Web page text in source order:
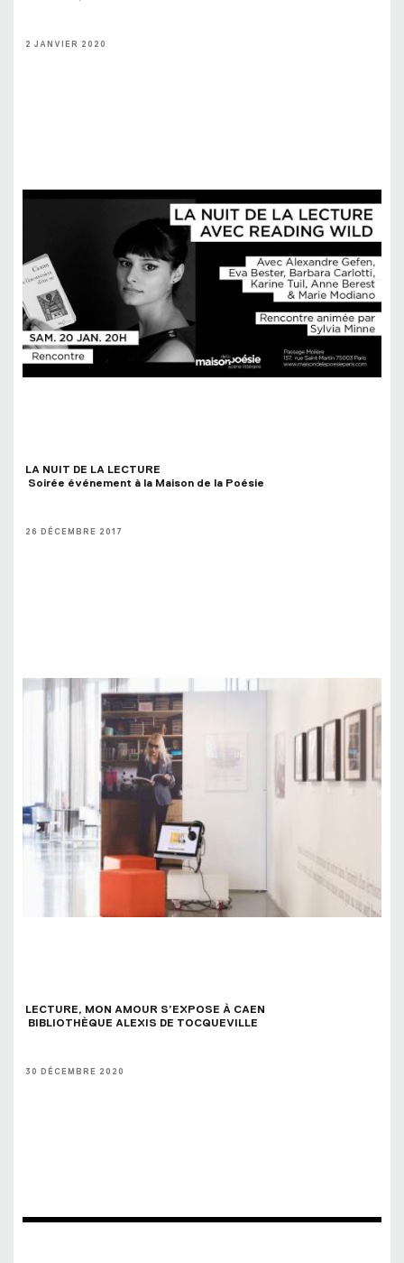
2 JANVIER 2020
LA NUIT DE LA LECTURE
Soirée événement à la Maison de la Poésie
26 DÉCEMBRE 2017
LECTURE, MON AMOUR S’EXPOSE À CAEN
BIBLIOTHÈQUE ALEXIS DE TOCQUEVILLE
30 DÉCEMBRE 2020